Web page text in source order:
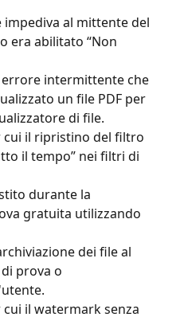
al mittente del
era abilitato “Non
intermittente che
un file PDF per
di file.
cui il ripristino del filtro
il tempo” nei filtri di
durante la
gratuita utilizzando
dei file al
prova o
il watermark senza